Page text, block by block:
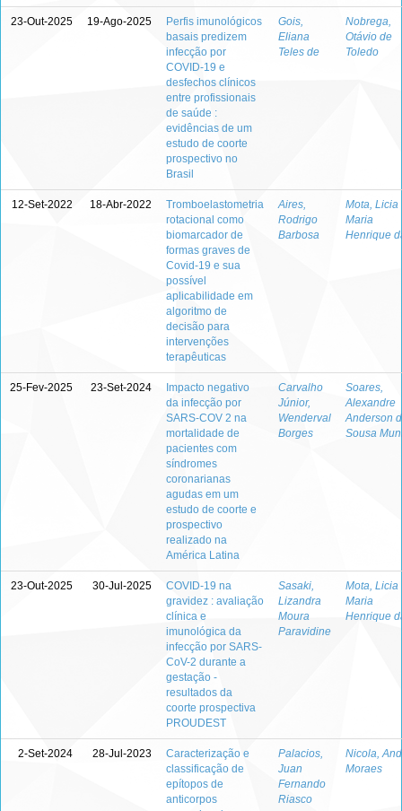
23-Out-2025 19-Ago-2025
Perfis imunológicos
basais predizem
infecção por
COVID-19 e
desfechos clínicos
entre profissionais
de saúde :
evidências de um
estudo de coorte
prospectivo no
Brasil
Gois,
Eliana
Teles de
Nobrega,
Otávio de
Toledo
12-Set-2022 18-Abr-2022
Tromboelastometria
rotacional como
biomarcador de
formas graves de
Covid-19 e sua
possível
aplicabilidade em
algoritmo de
decisão para
intervenções
terapêuticas
Aires,
Rodrigo
Barbosa
Mota, Licia
Maria
Henrique
25-Fev-2025 23-Set-2024
Impacto negativo
da infecção por
SARS-COV 2 na
mortalidade de
pacientes com
síndromes
coronarianas
agudas em um
estudo de coorte e
prospectivo
realizado na
América Latina
Carvalho
Júnior,
Wenderval
Borges
Soares,
Alexandre
Anderson
Sousa
23-Out-2025 30-Jul-2025
COVID-19 na
gravidez : avaliação
clínica e
imunológica da
infecção por SARS-
CoV-2 durante a
gestação -
resultados da
coorte prospectiva
PROUDEST
Sasaki,
Lizandra
Moura
Paravidine
Mota, Licia
Maria
Henrique
2-Set-2024 28-Jul-2023
Caracterização e
classificação de
epítopos de
anticorpos
Palacios,
Juan
Fernando
Riasco
Nicola,
Moraes